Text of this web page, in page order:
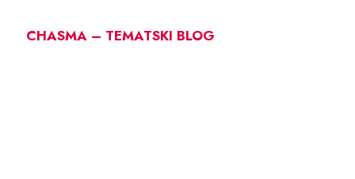
CHASMA – TEMATSKI BLOG